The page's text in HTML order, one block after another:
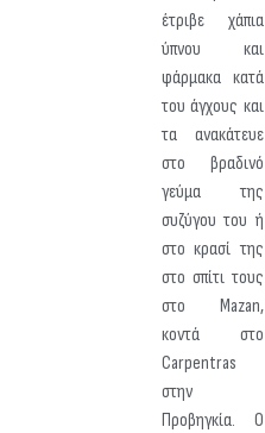
έτριβε χάπια
ύπνου και
φάρμακα κατά
του άγχους και
τα ανακάτευε
στο βραδινό
γεύμα της
συζύγου του ή
στο κρασί της
στο σπίτι τους
στο Mazan,
κοντά στο
Carpentras
στην
Προβηγκία. Ο